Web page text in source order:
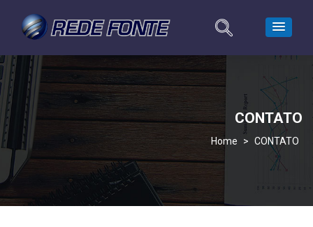
CONTATO
> CONTATO